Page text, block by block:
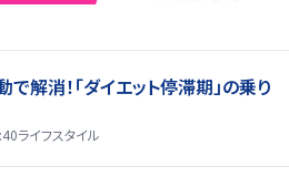
解消！「ダイエット停滞期」の乗り
ライフスタイル